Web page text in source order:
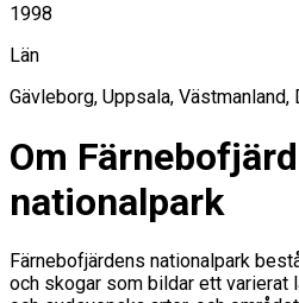
1998
Län
Gävleborg, Uppsala, Västmanland,
Om
nationalpark
Färnebofjärdens nationalpark
och skogar som bildar ett varierat